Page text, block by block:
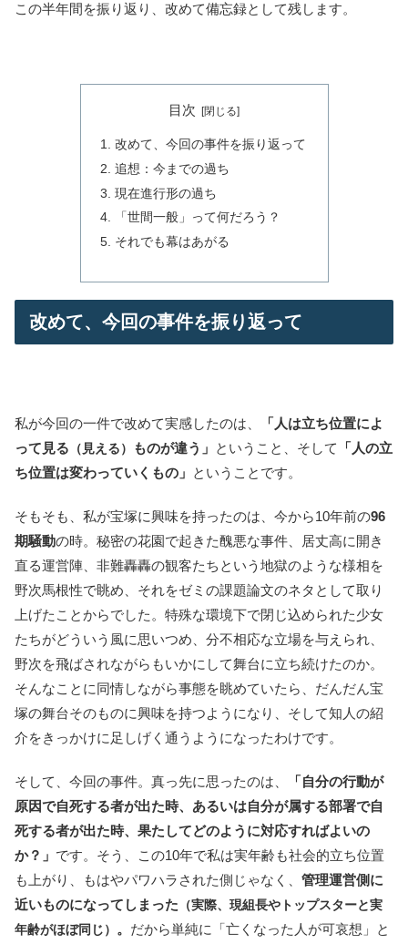
この半年間を振り返り、改めて備忘録として残します。
目次
改めて、今回の事件を振り返って
追想：今までの過ち
現在進行形の過ち
「世間一般」って何だろう？
それでも幕はあがる
改めて、今回の事件を振り返って
私が今回の一件で改めて実感したのは、
「人は立ち位置によ
って見る （見える） ものが違う」 ということ、そして
「人の立
ち位置は変わっていくもの」 ということです。
そもそも、私が宝塚に興味を持ったのは、今から10年前の96
期騒動の時。秘密の花園で起きた醜悪な事件、居丈高に開き
直る運営陣、非難轟轟の観客たちという地獄のような様相を
野次馬根性で眺め、それをゼミの課題論文のネタとして取り
上げたことからでした。特殊な環境下で閉じ込められた少女
たちがどういう風に思いつめ、分不相応な立場を与えられ、
野次を飛ばされながらもいかにして舞台に立ち続けたのか。
そんなことに同情しながら事態を眺めていたら、だんだん宝
塚の舞台そのものに興味を持つようになり、そして知人の紹
介をきっかけに足しげく通うようになったわけです。
そして、今回の事件。真っ先に思ったのは、
「自分の行動が
原因で自死する者が出た時、あるいは自分が属する部署で自
死する者が出た時、果たしてどのように対応すればよいの
か？」 です。そう、この10年で私は実年齢も社会的立ち位置
も上がり、もはやパワハラされた側じゃなく、 管理運営側に
近いものになってしまった （実際、現組長やトップスターと実
年齢がほぼ同じ） 。 だから単純に「亡くなった人が可哀想」と